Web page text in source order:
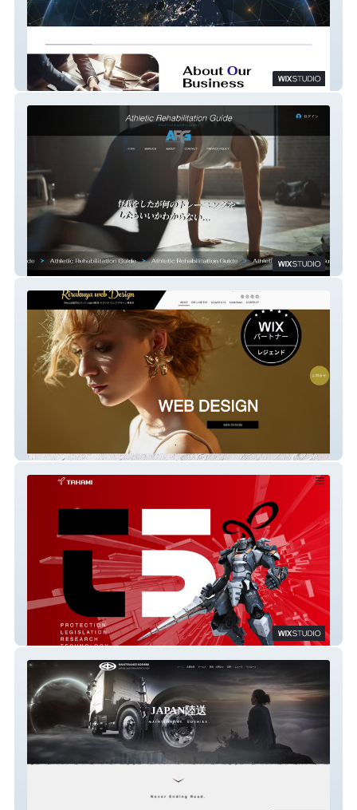
CreaFor株式会社
アスレチックリハビリテーションガイド
kirakuya web design
株式会社タカミ